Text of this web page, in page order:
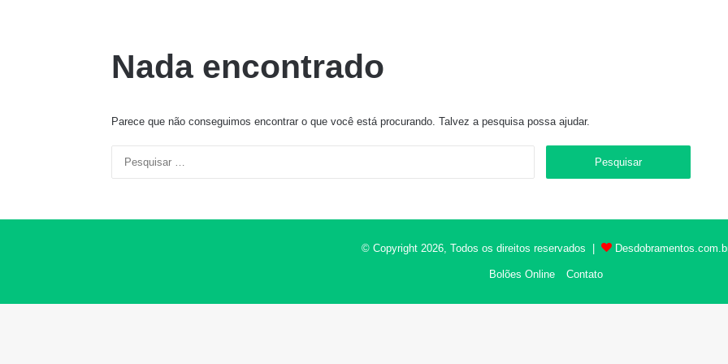
Nada encontrado
Parece que não conseguimos encontrar o que você está procurando. Talvez a pesquisa possa ajudar.
© Copyright 2026, Todos os direitos reservados |
Bolões Online Contato